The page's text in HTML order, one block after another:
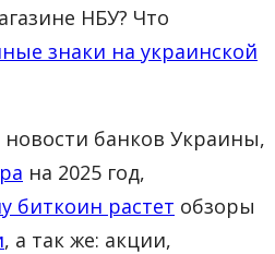
НБУ? Что
знаки на украинской
новости банков Украины,
на 2025 год,
биткоин растет обзоры
, а так же: акции,